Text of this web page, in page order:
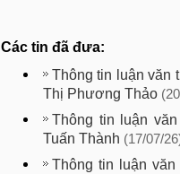
Các tin đã đưa:
Thông tin luận văn
Thị Phương Thảo
Thông tin luận
Tuấn Thành (17/07/
Thông tin luận